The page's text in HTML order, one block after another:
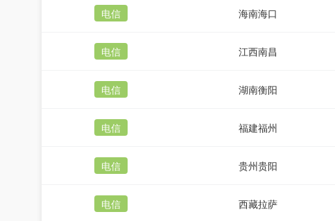
电信 海南海口
电信 江西南昌
电信 湖南衡阳
电信 福建福州
电信 贵州贵阳
电信 西藏拉萨